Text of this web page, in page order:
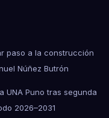
paso a la construcción
Núñez Butrón
UNA Puno tras segunda
2026–2031